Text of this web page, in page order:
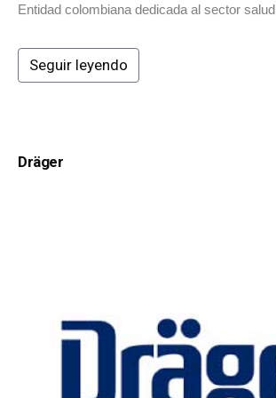
Entidad colombiana dedicada al sector salud
Seguir leyendo
Dräger